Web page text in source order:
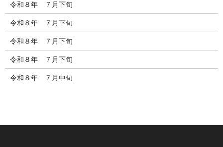
令和８年 ７月下旬
令和８年 ７月下旬
令和８年 ７月下旬
令和８年 ７月下旬
令和８年 ７月中旬